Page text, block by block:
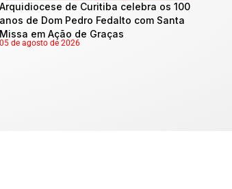
Arquidiocese de Curitiba celebra os 100
anos de Dom Pedro Fedalto com Santa
Missa em Ação de Graças
05 de agosto de 2026